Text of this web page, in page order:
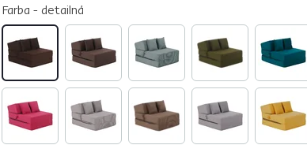
Farba - detailná